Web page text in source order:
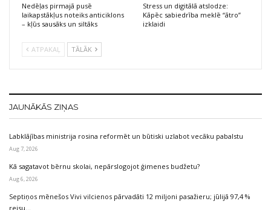
Nedēļas pirmajā pusē
laikapstākļus noteiks anticiklons
– kļūs sausāks un siltāks
Stress un digitālā atslodze:
Kāpēc sabiedrība meklē “ātro”
izklaidi
ATPAKAĻ TĀLĀK
JAUNĀKĀS ZIŅAS
Labklājības ministrija rosina reformēt un būtiski uzlabot vecāku pabalstu
Aug 7, 2026
Kā sagatavot bērnu skolai, nepārslogojot ģimenes budžetu?
Aug 6, 2026
Septiņos mēnešos Vivi vilcienos pārvadāti 12 miljoni pasažieru; jūlijā 97,4 %
reisu…